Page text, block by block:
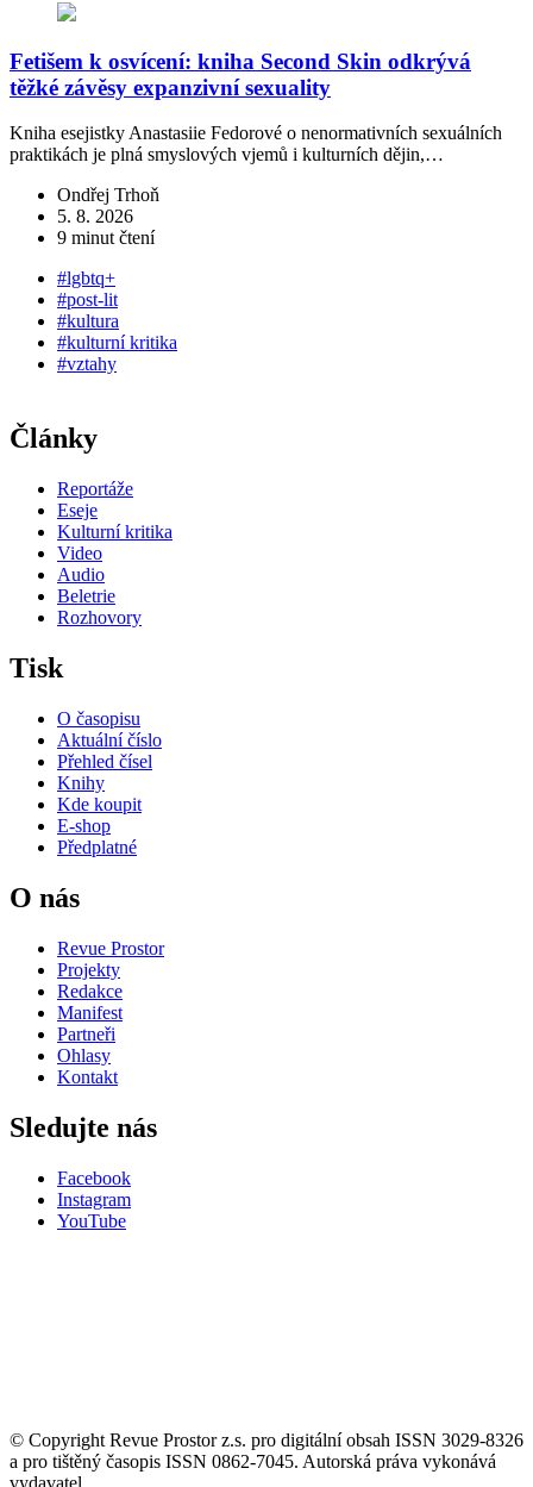
Fetišem k osvícení: kniha Second Skin odkrývá
těžké závěsy expanzivní sexuality
Kniha esejistky Anastasiie Fedorové o nenormativních sexuálních
praktikách je plná smyslových vjemů i kulturních dějin,…
Ondřej Trhoň
5. 8. 2026
9 minut čtení
#lgbtq+
#post-lit
#kultura
#kulturní kritika
#vztahy
Články
Reportáže
Eseje
Kulturní kritika
Video
Audio
Beletrie
Rozhovory
Tisk
O časopisu
Aktuální číslo
Přehled čísel
Knihy
Kde koupit
E-shop
Předplatné
O nás
Revue Prostor
Projekty
Redakce
Manifest
Partneři
Ohlasy
Kontakt
Sledujte nás
Facebook
Instagram
YouTube
© Copyright Revue Prostor z.s. pro digitální obsah ISSN 3029-8326
a pro tištěný časopis ISSN 0862-7045. Autorská práva vykonává